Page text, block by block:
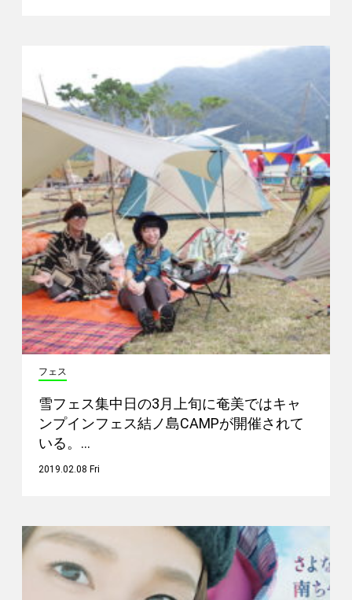
フェス
雪フェス集中日の3月上旬に奄美ではキャ
ンプインフェス結ノ島CAMPが開催されて
いる。…
2019.02.08 Fri